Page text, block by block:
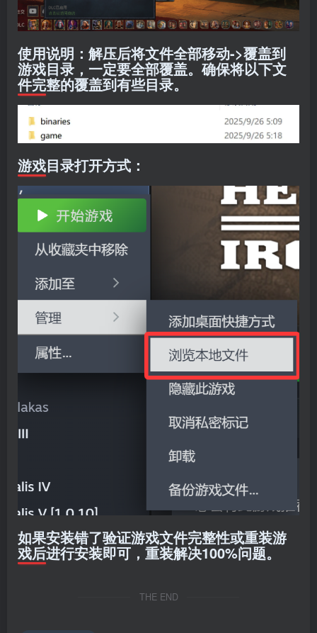
使用说明：解压后将文件全部移动->覆盖到
游戏目录，一定要全部覆盖。确保将以下文
件完整的覆盖到有些目录。
游戏目录打开方式：
如果安装错了验证游戏文件完整性或重装游
戏后进行安装即可，重装解决100%问题。
THE END